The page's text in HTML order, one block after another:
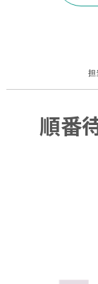
担
順番